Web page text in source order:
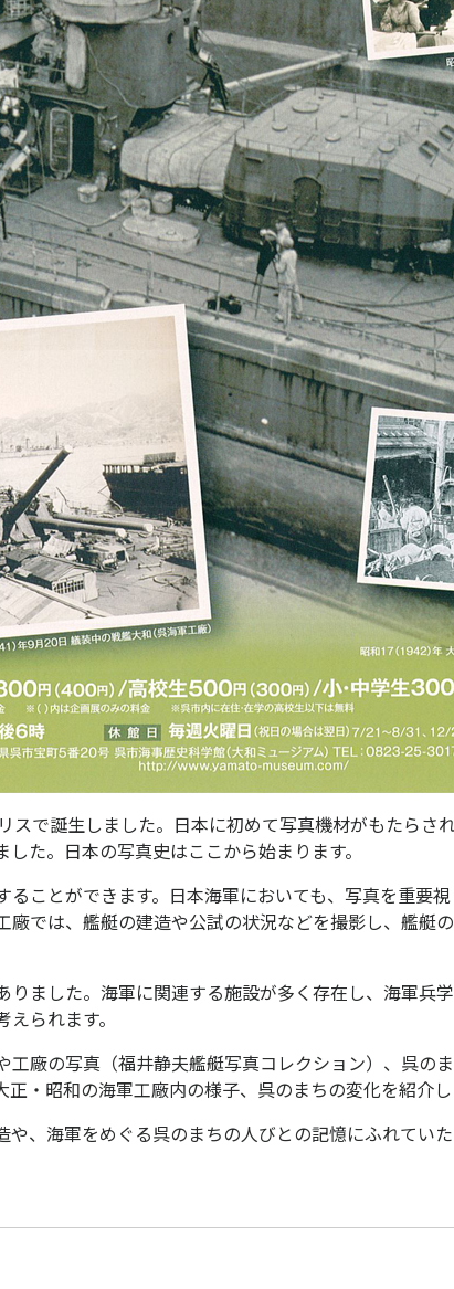
で誕生しました。日本に初めて写真機材がもたらさ
た。日本の写真史はここから始まります。
ことができます。日本海軍においても、写真を重要
廠では、艦艇の建造や公試の状況などを撮影し、艦艇
ました。海軍に関連する施設が多く存在し、海軍兵
られます。
廠の写真（福井静夫艦艇写真コレクション）、呉の
・昭和の海軍工廠内の様子、呉のまちの変化を紹介し
、海軍をめぐる呉のまちの人びとの記憶にふれていた